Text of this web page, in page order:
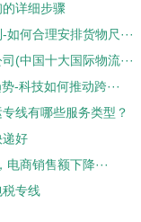
详细步骤
何合理安排货物尺···
(中国十大国际物流···
-科技如何推动跨···
线有哪些服务类型？
递好
商销售额下降···
专线